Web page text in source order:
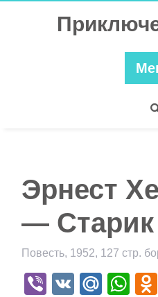
Эрнест
—
Повесть, 1952, 127 стр.
Viber
VK